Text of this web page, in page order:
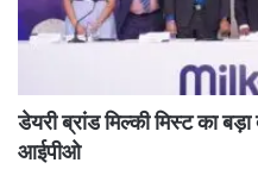
डेयरी ब्रांड मिल्की मिस्ट का
आईपीओ